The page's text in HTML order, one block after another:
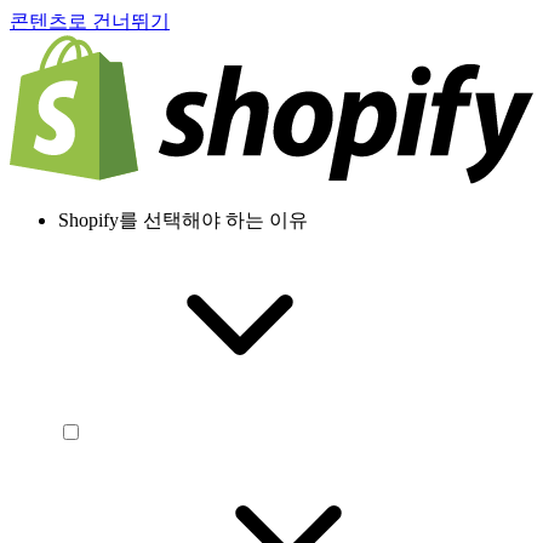
콘텐츠로 건너뛰기
Shopify를 선택해야 하는 이유